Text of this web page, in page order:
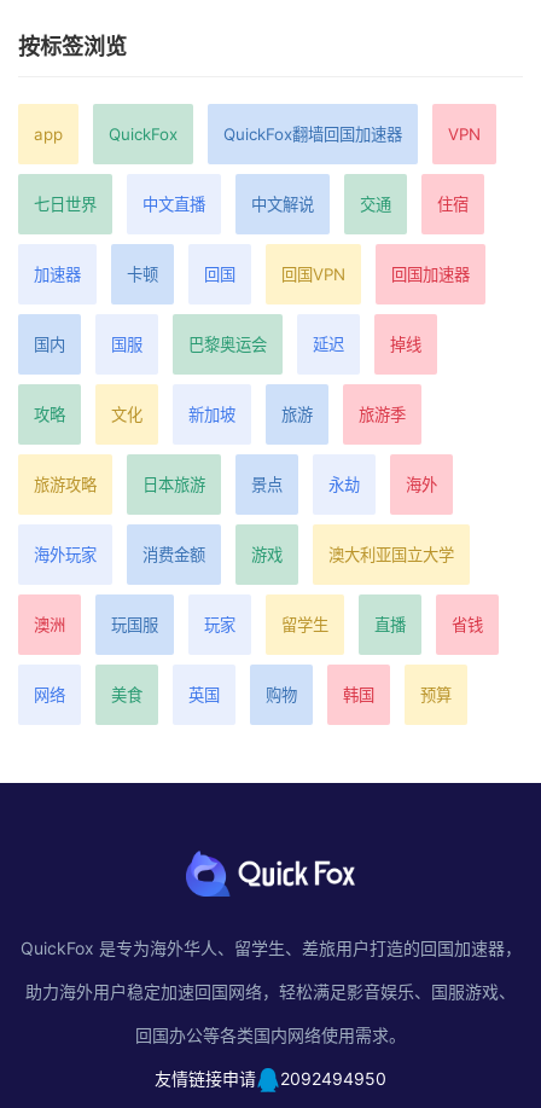
按标签浏览
app QuickFox QuickFox翻墙回国加速器 VPN
七日世界 中文直播 中文解说 交通 住宿
加速器 卡顿 回国 回国VPN 回国加速器
国内 国服 巴黎奥运会 延迟 掉线
攻略 文化 新加坡 旅游 旅游季
旅游攻略 日本旅游 景点 永劫 海外
海外玩家 消费金额 游戏 澳大利亚国立大学
澳洲 玩国服 玩家 留学生 直播 省钱
网络 美食 英国 购物 韩国 预算
QuickFox 是专为海外华人、留学生、差旅用户打造的回国加速器，
助力海外用户稳定加速回国网络，轻松满足影音娱乐、国服游戏、
回国办公等各类国内网络使用需求。
友情链接申请 2092494950